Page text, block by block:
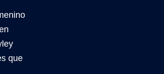
que